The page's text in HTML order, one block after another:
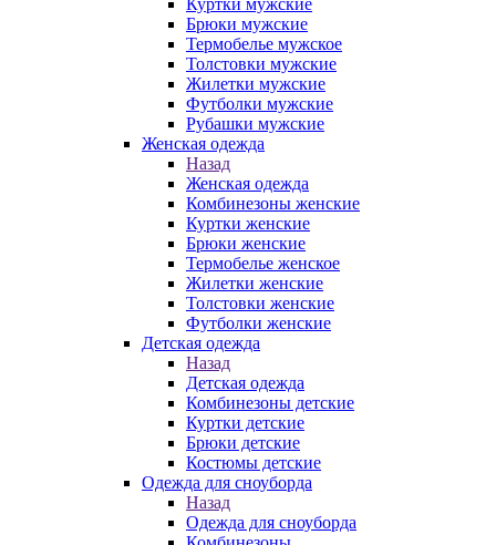
Куртки мужские
Брюки мужские
Термобелье мужское
Толстовки мужские
Жилетки мужские
Футболки мужские
Рубашки мужские
Женская одежда
Назад
Женская одежда
Комбинезоны женские
Куртки женские
Брюки женские
Термобелье женское
Жилетки женские
Толстовки женские
Футболки женские
Детская одежда
Назад
Детская одежда
Комбинезоны детские
Куртки детские
Брюки детские
Костюмы детские
Одежда для сноуборда
Назад
Одежда для сноуборда